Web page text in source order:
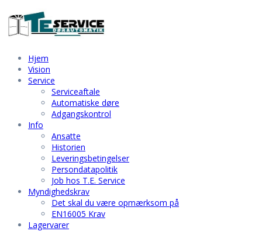
Hjem
Vision
Service
Serviceaftale
Automatiske døre
Adgangskontrol
Info
Ansatte
Historien
Leveringsbetingelser
Persondatapolitik
Job hos T.E. Service
Myndighedskrav
Det skal du være opmærksom på
EN16005 Krav
Lagervarer